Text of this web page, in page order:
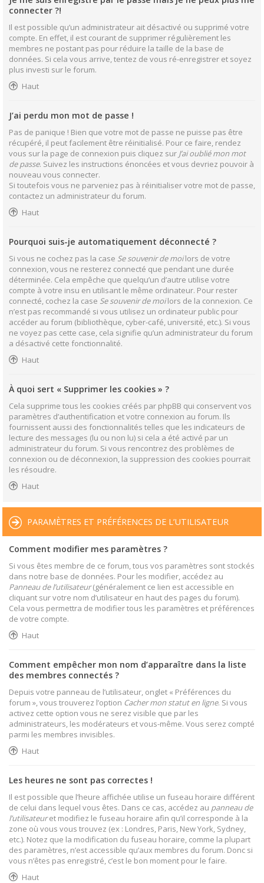
connecter ?!
Il est possible qu’un administrateur ait désactivé ou supprimé votre
compte. En effet, il est courant de supprimer régulièrement les
membres ne postant pas pour réduire la taille de la base de
données. Si cela vous arrive, tentez de vous ré-enregistrer et soyez
plus investi sur le forum.
Haut
J’ai perdu mon mot de passe !
Pas de panique ! Bien que votre mot de passe ne puisse pas être
récupéré, il peut facilement être réinitialisé. Pour ce faire, rendez
vous sur la page de connexion puis cliquez sur J’ai oublié mon mot
de passe. Suivez les instructions énoncées et vous devriez pouvoir à
nouveau vous connecter.
Si toutefois vous ne parveniez pas à réinitialiser votre mot de passe,
contactez un administrateur du forum.
Haut
Pourquoi suis-je automatiquement déconnecté ?
Si vous ne cochez pas la case Se souvenir de moilors de votre
connexion, vous ne resterez connecté que pendant une durée
déterminée. Cela empêche que quelqu’un d’autre utilise votre
compte à votre insu en utilisant le même ordinateur. Pour rester
connecté, cochez la case Se souvenir de moilors de la connexion. Ce
n’est pas recommandé si vous utilisez un ordinateur public pour
accéder au forum (bibliothèque, cyber-café, université, etc.). Si vous
ne voyez pas cette case, cela signifie qu’un administrateur du forum
a désactivé cette fonctionnalité.
Haut
À quoi sert « Supprimer les cookies » ?
Cela supprime tous les cookies créés par phpBB qui conservent vos
paramètres d’authentification et votre connexion au forum. Ils
fournissent aussi des fonctionnalités telles que les indicateurs de
lecture des messages (lu ou non lu) si cela a été activé par un
administrateur du forum. Si vous rencontrez des problèmes de
connexion ou de déconnexion, la suppression des cookies pourrait
les résoudre.
Haut
PARAMÈTRES ET PRÉFÉRENCES DE L’UTILISATEUR
Comment modifier mes paramètres ?
Si vous êtes membre de ce forum, tous vos paramètres sont stockés
dans notre base de données. Pour les modifier, accédez au
Panneau de l’utilisateur(généralement ce lien est accessible en
cliquant sur votre nom d’utilisateur en haut des pages du forum).
Cela vous permettra de modifier tous les paramètres et préférences
de votre compte.
Haut
Comment empêcher mon nom d’apparaître dans la liste
des membres connectés ?
Depuis votre panneau de l’utilisateur, onglet « Préférences du
forum », vous trouverez l’option Cacher mon statut en ligne. Si vous
activez cette option vous ne serez visible que par les
administrateurs, les modérateurs et vous-même. Vous serez compté
parmi les membres invisibles.
Haut
Les heures ne sont pas correctes !
Il est possible que l’heure affichée utilise un fuseau horaire différent
de celui dans lequel vous êtes. Dans ce cas, accédez au panneau de
l’utilisateuret modifiez le fuseau horaire afin qu’il corresponde à la
zone où vous vous trouvez (ex : Londres, Paris, New York, Sydney,
etc.). Notez que la modification du fuseau horaire, comme la plupart
des paramètres, n’est accessible qu’aux membres du forum. Donc si
vous n’êtes pas enregistré, c’est le bon moment pour le faire.
Haut